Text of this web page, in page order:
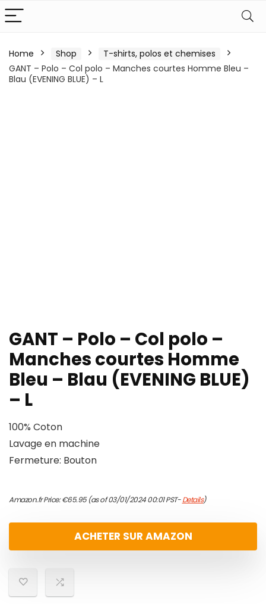
Home Shop
T-shirts, polos et chemises
GANT – Polo – Col polo – Manches courtes Homme Bleu –
Blau (EVENING BLUE) – L
GANT – Polo – Col polo –
Manches courtes Homme
Bleu – Blau (EVENING BLUE)
– L
100% Coton
Lavage en machine
Fermeture: Bouton
Amazon.fr Price:€65.95(as of 03/01/2024 00:01 PST-Details)
ACHETER SUR AMAZON